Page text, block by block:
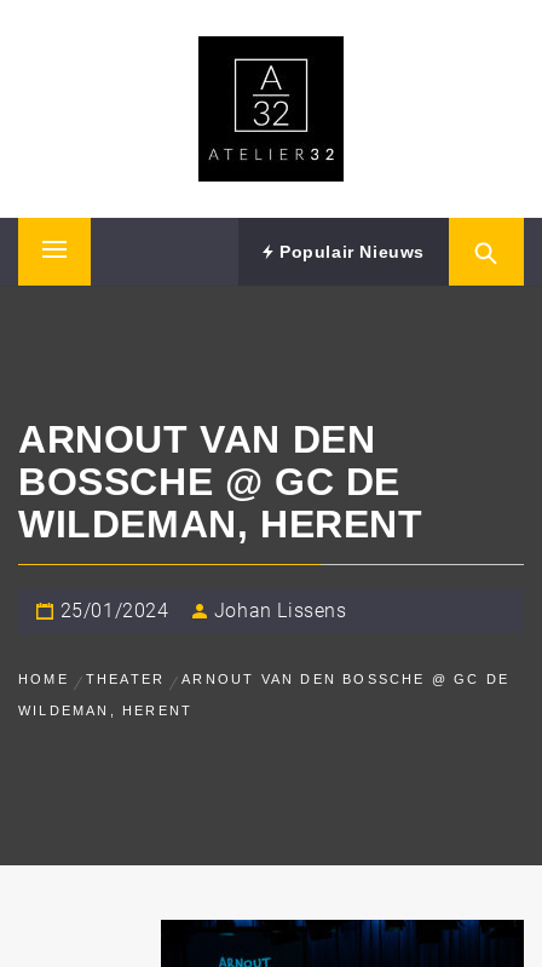
Primary
Populair Nieuws
ARNOUT VAN DEN
BOSSCHE @ GC DE
WILDEMAN, HERENT
25/01/2024 Johan Lissens
HOME THEATER ARNOUT VAN DEN BOSSCHE @ GC DE
WILDEMAN, HERENT